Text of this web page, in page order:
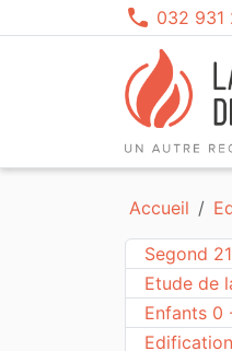
phone 032 931
Segond
NEG
Colombe
Edification
Doctrine
Théologie
Eglise
Enfants 6 -
Enfants 9 -
Gospel,
Pop, Rock
Dessins
Accueil
Segond 21
Etude de
Enfants 0
Edification